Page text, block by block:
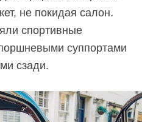
не покидая салон.
спортивные
суппортами
сзади.